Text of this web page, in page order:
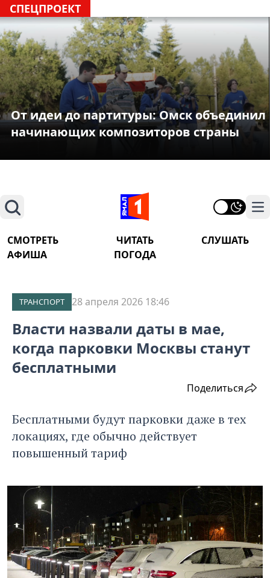
СПЕЦПРОЕКТ
От идеи до партитуры: Омск объединил
начинающих композиторов страны
Поиск
СМОТРЕТЬ ЧИТАТЬ
СЛУШАТЬ
АФИША
ПОГОДА
ТРАНСПОРТ 28 апреля 2026 18:46
Власти назвали даты в мае,
когда парковки Москвы станут
бесплатными
Поделиться
Бесплатными будут парковки даже в тех
локациях, где обычно действует
повышенный тариф